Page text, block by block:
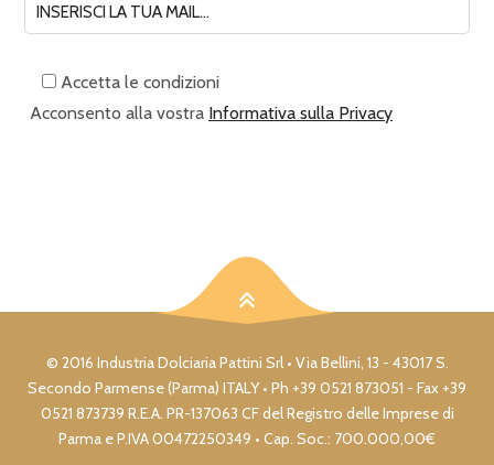
Accetta le condizioni
Acconsento alla vostra Informativa sulla Privacy
© 2016 Industria Dolciaria Pattini Srl • Via Bellini, 13 - 43017 S.
Secondo Parmense (Parma) ITALY • Ph +39 0521 873051 - Fax +39
0521 873739 R.E.A. PR-137063 CF del Registro delle Imprese di
Parma e P.IVA 00472250349 • Cap. Soc.: 700.000,00€